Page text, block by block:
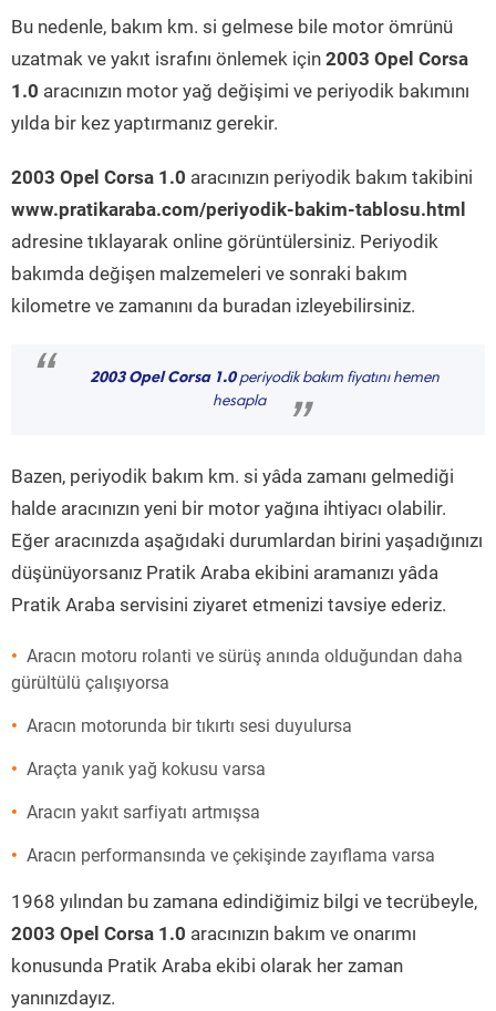
Bu nedenle, bakım km. si gelmese bile motor ömrünü
uzatmak ve yakıt israfını önlemek için 2003 Opel Corsa
1.0 aracınızın motor yağ değişimi ve periyodik bakımını
yılda bir kez yaptırmanız gerekir.
2003 Opel Corsa 1.0 aracınızın periyodik bakım takibini
www.pratikaraba.com/periyodik-bakim-tablosu.html
adresine tıklayarak online görüntülersiniz. Periyodik
bakımda değişen malzemeleri ve sonraki bakım
kilometre ve zamanını da buradan izleyebilirsiniz.
“ 2003 Opel Corsa 1.0periyodik bakım fiyatını hemen
hesapla
”
Bazen, periyodik bakım km. si yâda zamanı gelmediği
halde aracınızın yeni bir motor yağına ihtiyacı olabilir.
Eğer aracınızda aşağıdaki durumlardan birini yaşadığınızı
düşünüyorsanız Pratik Araba ekibini aramanızı yâda
Pratik Araba servisini ziyaret etmenizi tavsiye ederiz.
Aracın motoru rolanti ve sürüş anında olduğundan daha
gürültülü çalışıyorsa
Aracın motorunda bir tıkırtı sesi duyulursa
Araçta yanık yağ kokusu varsa
Aracın yakıt sarfiyatı artmışsa
Aracın performansında ve çekişinde zayıflama varsa
1968 yılından bu zamana edindiğimiz bilgi ve tecrübeyle,
2003 Opel Corsa 1.0 aracınızın bakım ve onarımı
konusunda Pratik Araba ekibi olarak her zaman
yanınızdayız.